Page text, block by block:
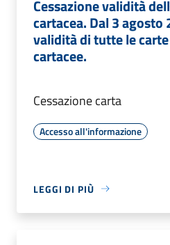
Cessazione validità
cartacea. Dal 3 agosto
validità di tutte le
cartacee.
Cessazione carta
Accesso all'informazione
LEGGI DI PIÙ